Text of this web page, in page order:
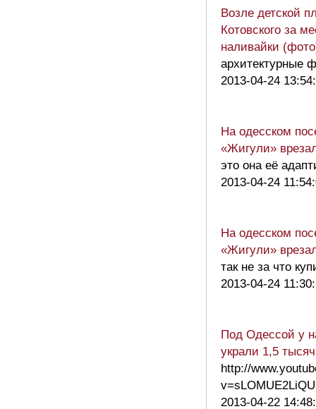
Возле детской
Котовского за
наливайки
архитектурные
2013-04-24
На одесском
«Жигули»
это она её
2013-04-24
На одесском
«Жигули»
так не за что
2013-04-24
Под Одессой у
украли 1,5
http://
v=sLOMUE2LiQU
2013-04-22